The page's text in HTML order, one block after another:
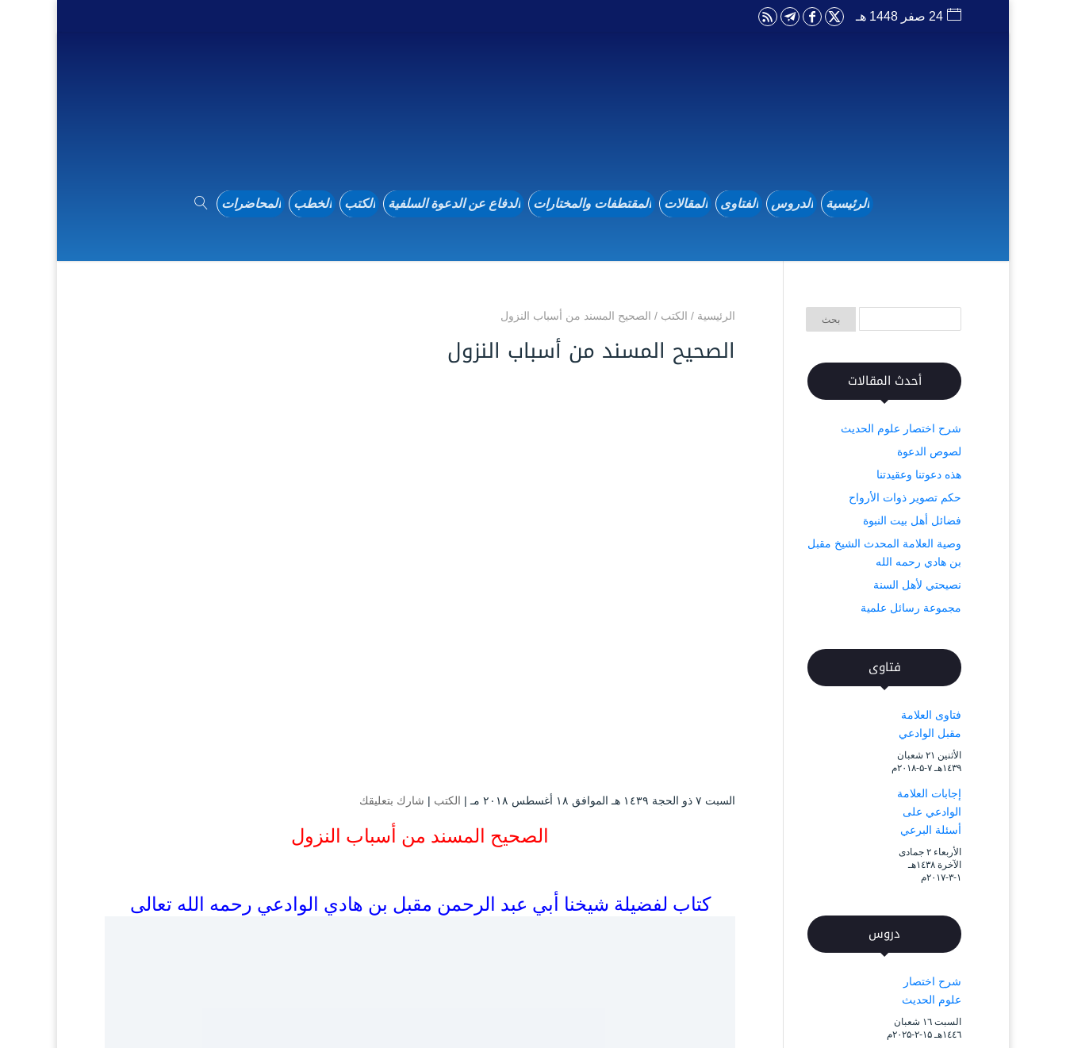
24 صفر 1448 هـ
الرئيسية الدروس الفتاوى المقالات المقتطفات والمختارات الدفاع عن الدعوة السلفية الكتب الخطب المحاضرات
الرئيسية / الكتب / الصحيح المسند من أسباب النزول
الصحيح المسند من أسباب النزول
السبت ۷ ذو الحجة ۱٤۳۹ هـ الموافق ۱۸ أغسطس ۲۰۱۸ مـ | الكتب | شارك بتعليقك
الصحيح المسند من أسباب النزول
كتاب لفضيلة شيخنا أبي عبد الرحمن مقبل بن هادي الوادعي رحمه الله تعالى
أحدث المقالات
شرح اختصار علوم الحديث
لصوص الدعوة
هذه دعوتنا وعقيدتنا
حكم تصوير ذوات الأرواح
فضائل أهل بيت النبوة
وصية العلامة المحدث الشيخ مقبل
بن هادي رحمه الله
نصيحتي لأهل السنة
مجموعة رسائل علمية
فتاوى
فتاوى العلامة
مقبل الوادعي
الأثنين ۲۱ شعبان
۱٤۳۹هـ ۷-۵-۲۰۱۸م
إجابات العلامة
الوادعي على
أسئلة البرعي
الأربعاء ۲ جمادى
الآخرة ۱٤۳۸هـ
۱-۳-۲۰۱۷م
دروس
شرح اختصار
علوم الحديث
السبت ۱٦ شعبان
۱٤٤٦هـ ۱۵-۲-۲۰۲۵م